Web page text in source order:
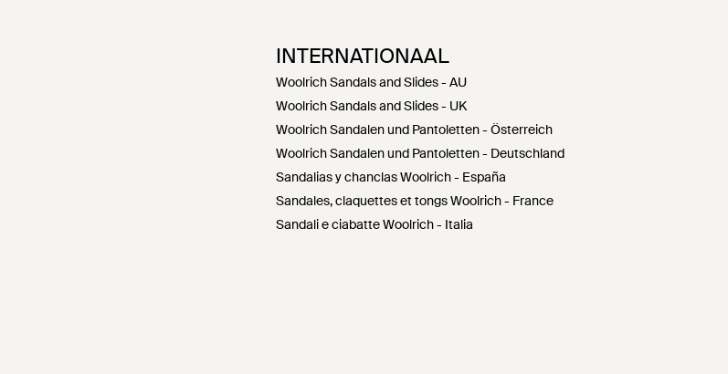
INTERNATIONAAL
Woolrich Sandals and Slides - AU
Woolrich Sandals and Slides - UK
Woolrich Sandalen und Pantoletten - Österreich
Woolrich Sandalen und Pantoletten - Deutschland
Sandalias y chanclas Woolrich - España
Sandales, claquettes et tongs Woolrich - France
Sandali e ciabatte Woolrich - Italia